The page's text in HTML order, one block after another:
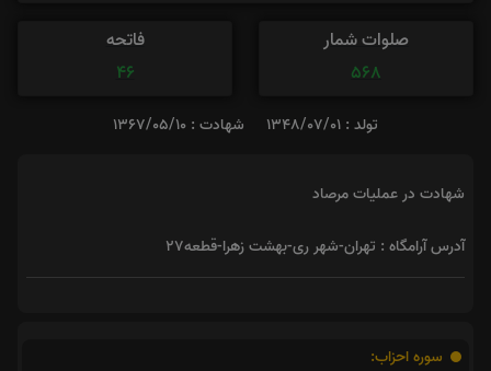
صلوات شمار
568
فاتحه
46
تولد : 1348/07/01 شهادت : 1367/05/10
شهادت در عملیات مرصاد
آدرس آرامگاه : تهران-شهر ری-بهشت زهرا-قطعه27
سوره احزاب: